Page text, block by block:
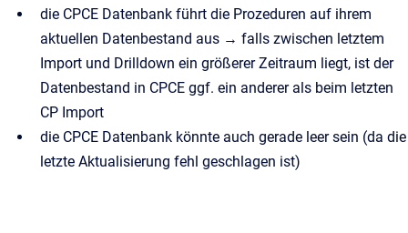
die CPCE Datenbank führt die Prozeduren auf ihrem
aktuellen Datenbestand aus → falls zwischen letztem
Import und Drilldown ein größerer Zeitraum liegt, ist der
Datenbestand in CPCE ggf. ein anderer als beim letzten
CP Import
die CPCE Datenbank könnte auch gerade leer sein (da die
letzte Aktualisierung fehl geschlagen ist)